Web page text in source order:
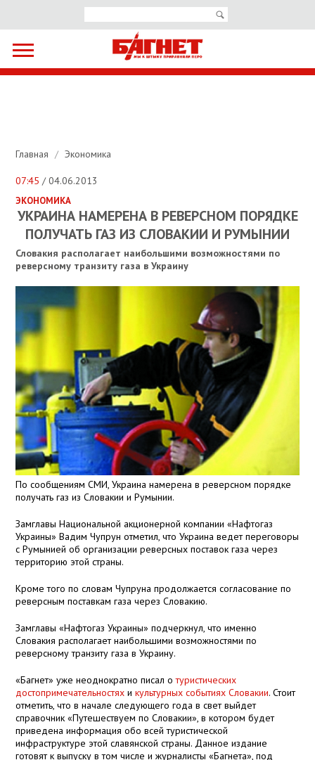
Главная / Экономика
07:45 / 04.06.2013
ЭКОНОМИКА
УКРАИНА НАМЕРЕНА В РЕВЕРСНОМ ПОРЯДКЕ
ПОЛУЧАТЬ ГАЗ ИЗ СЛОВАКИИ И РУМЫНИИ
Словакия располагает наибольшими возможностями по
реверсному транзиту газа в Украину
По сообщениям СМИ, Украина намерена в реверсном порядке
получать газ из Словакии и Румынии.
Замглавы Национальной акционерной компании «Нафтогаз
Украины» Вадим Чупрун отметил, что Украина ведет переговоры
с Румынией об организации реверсных поставок газа через
территорию этой страны.
Кроме того по словам Чупруна продолжается согласование по
реверсным поставкам газа через Словакию.
Замглавы «Нафтогаз Украины» подчеркнул, что именно
Словакия располагает наибольшими возможностями по
реверсному транзиту газа в Украину.
«Багнет» уже неоднократно писал отуристических
достопримечательностях икультурных событиях Словакии. Стоит
отметить, что в начале следующего года в свет выйдет
справочник «Путешествуем по Словакии», в котором будет
приведена информация обо всей туристической
инфраструктуре этой славянской страны. Данное издание
готовят к выпуску в том числе и журналисты «Багнета», под